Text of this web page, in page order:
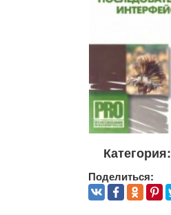
Категория:
Поделиться: